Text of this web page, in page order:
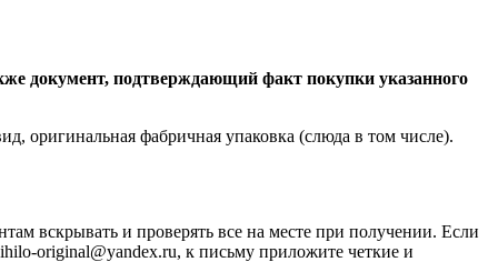
документ, подтверждающий факт покупки указанного
оригинальная фабричная упаковка (слюда в том числе).
вскрывать и проверять все на месте при получении. Если
original@yandex.ru, к письму приложите четкие и